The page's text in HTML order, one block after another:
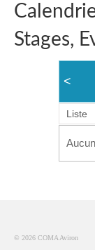
Stages,
<
Liste
© 2026 COMA Aviron